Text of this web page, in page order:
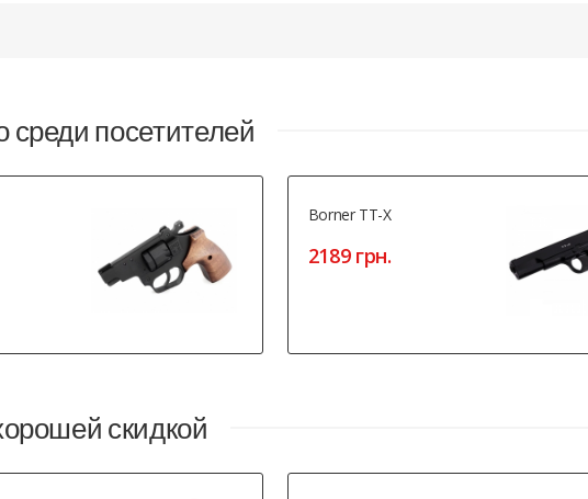
среди посетителей
Borner TT-X
2189 грн.
скидкой